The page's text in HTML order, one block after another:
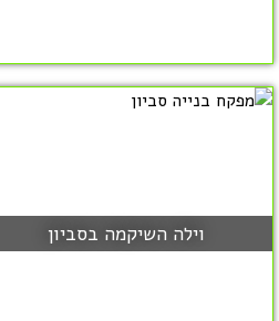
וילה השיקמה בסביון